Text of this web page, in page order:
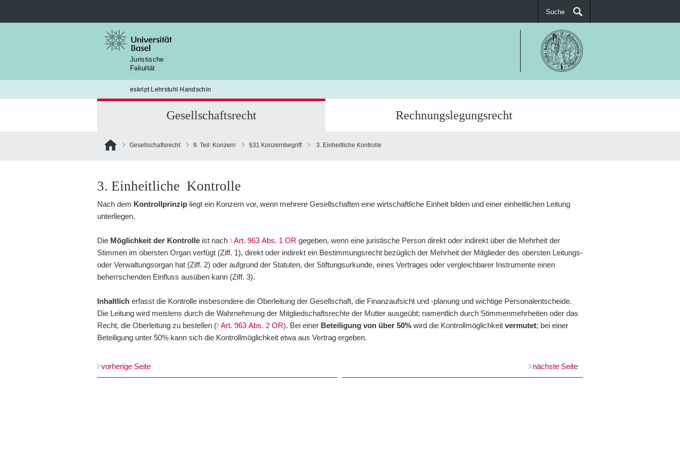
Suche
nach:
SUCHEN
Juristische
Fakultät
eskript Lehrstuhl Handschin
Gesellschaftsrecht Rechnungslegungsrecht
Gesellschaftsrecht 9. Teil: Konzern §31 Konzernbegriff 3. Einheitliche Kontrolle
3. Einheitliche Kontrolle
Nach dem Kontrollprinzip liegt ein Konzern vor, wenn mehrere Gesellschaften eine wirtschaftliche Einheit bilden und einer einheitlichen Leitung
unterliegen.
Die Möglichkeit der Kontrolle ist nach Art. 963 Abs. 1 OR gegeben, wenn eine juristische Person direkt oder indirekt über die Mehrheit der
Stimmen im obersten Organ verfügt (Ziff. 1), direkt oder indirekt ein Bestimmungsrecht bezüglich der Mehrheit der Mitglieder des obersten Leitungs-
oder Verwaltungsorgan hat (Ziff. 2) oder aufgrund der Statuten, der Stiftungsurkunde, eines Vertrages oder vergleichbarer Instrumente einen
beherrschenden Einfluss ausüben kann (Ziff. 3).
Inhaltlich erfasst die Kontrolle insbesondere die Oberleitung der Gesellschaft, die Finanzaufsicht und -planung und wichtige Personalentscheide.
Die Leitung wird meistens durch die Wahrnehmung der Mitgliedschaftsrechte der Mutter ausgeübt; namentlich durch Stimmenmehrheiten oder das
Recht, die Oberleitung zu bestellen ( Art. 963 Abs. 2 OR). Bei einer Beteiligung von über 50% wird die Kontrollmöglichkeit vermutet; bei einer
Beteiligung unter 50% kann sich die Kontrollmöglichkeit etwa aus Vertrag ergeben.
vorherige Seite nächste Seite